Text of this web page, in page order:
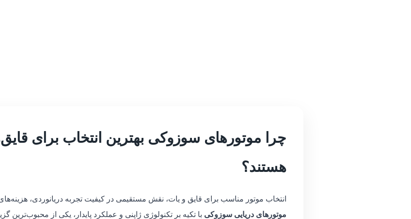
چرا موتورهای سوزوکی بهترین انتخاب برای
هستند؟
انتخاب موتور مناسب برای قایق و یات، نقش مستقیمی در کیفیت تجربه دریانوردی،
موتورهای دریایی سوزوکی با تکیه بر تکنولوژی ژاپنی و عملکرد پایدار، یکی از محبوب‌ترین